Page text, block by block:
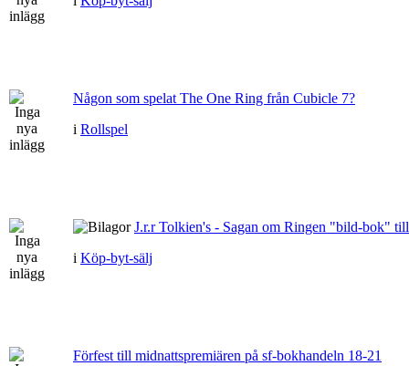
Någon som spelat The One Ring från Cubicle 7?
i Rollspel
J.r.r Tolkien's - Sagan om Ringen "bild-bok"
i Köp-byt-sälj
Förfest till midnattspremiären på sf-bokhandeln 18-21